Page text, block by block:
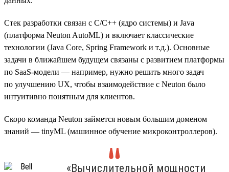
Стек разработки связан с C/C++ (ядро системы) и Java
(платформа Neuton AutoML) и включает классические
технологии (Java Core, Spring Framework и т.д.). Основные
задачи в ближайшем будущем связаны с развитием платформы
по SaaS-модели — например, нужно решить много задач
по улучшению UX, чтобы взаимодействие с Neuton было
интуитивно понятным для клиентов.
Скоро команда Neuton займется новым большим доменом
знаний — tinyML (машинное обучение микроконтроллеров).
«Вычислительной мощности